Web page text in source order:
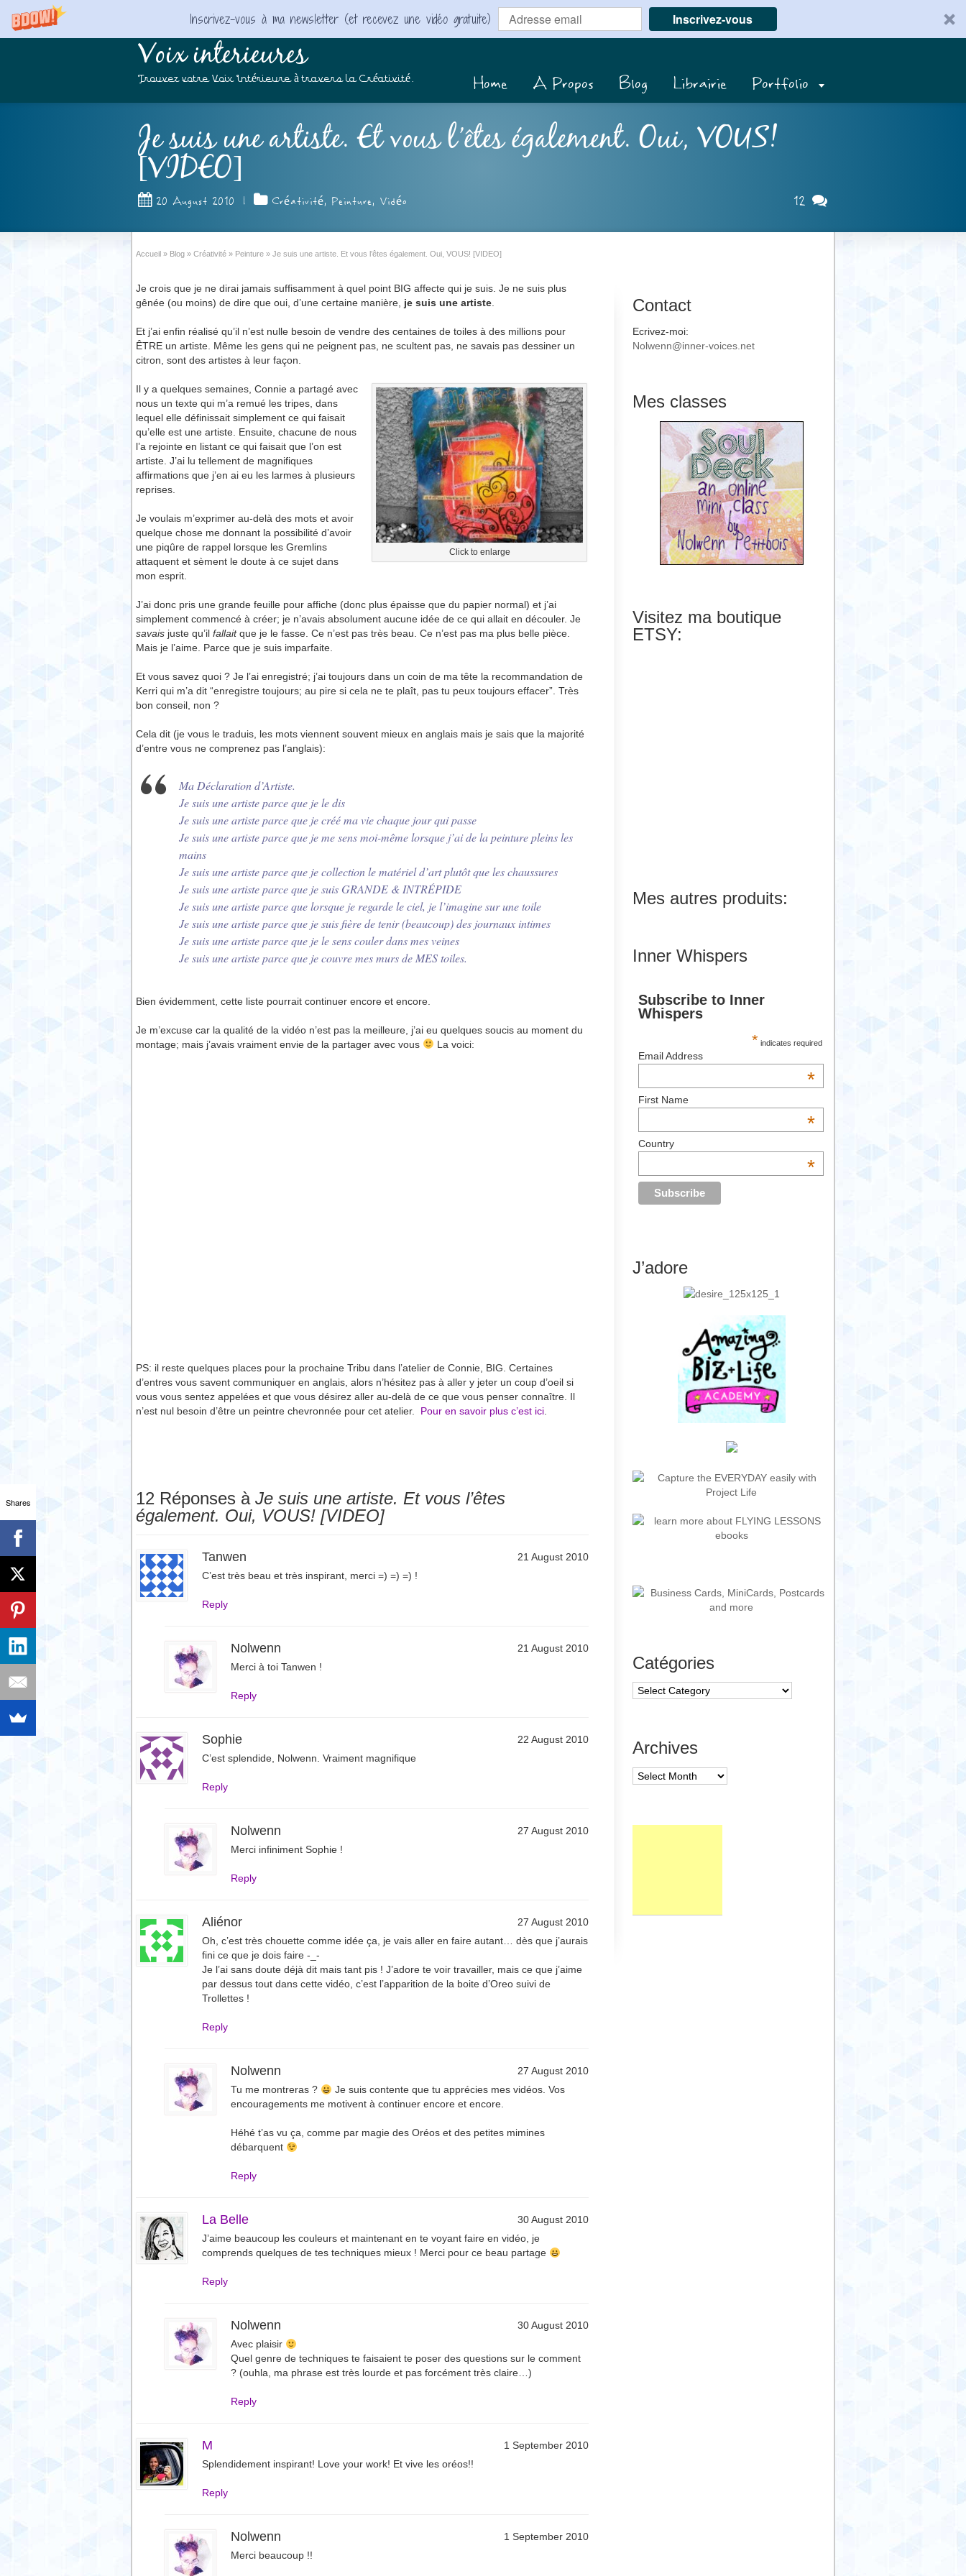
Inscrivez-vous à ma newsletter (et recevez une vidéo gratuite) Inscrivez-vous
Voix interieures
Trouvez votre Voix Intérieure à travers la Créativité. Home A Propos Blog Librairie Portfolio
Je suis une artiste. Et vous l’êtes également. Oui, VOUS!
[VIDEO]
20 August 2010 | Créativité, Peinture, Vidéo 12
Accueil » Blog » Créativité » Peinture » Je suis une artiste. Et vous l’êtes également. Oui, VOUS! [VIDEO]
Je crois que je ne dirai jamais suffisamment à quel point BIG affecte qui je suis. Je ne suis plus
gênée (ou moins) de dire que oui, d’une certaine manière, je suis une artiste
Et j’ai enfin réalisé qu’il n’est nulle besoin de vendre des centaines de toiles à des millions pour
ÊTRE un artiste. Même les gens qui ne peignent pas, ne scultent pas, ne savais pas dessiner un
citron, sont des artistes à leur façon.
Click to enlarge
Il y a quelques semaines, Connie a partagé avec
nous un texte qui m’a remué les tripes, dans
lequel elle définissait simplement ce qui faisait
qu’elle est une artiste. Ensuite, chacune de nous
l’a rejointe en listant ce qui faisait que l’on est
artiste. J’ai lu tellement de magnifiques
affirmations que j’en ai eu les larmes à plusieurs
reprises.
Je voulais m’exprimer au-delà des mots et avoir
quelque chose me donnant la possibilité d’avoir
une piqûre de rappel lorsque les Gremlins
attaquent et sèment le doute à ce sujet dans
mon esprit.
J’ai donc pris une grande feuille pour affiche (donc plus épaisse que du papier normal) et j’ai
simplement commencé à créer; je n’avais absolument aucune idée de ce qui allait en découler. Je
savais juste qu’il fallaitque je le fasse. Ce n’est pas très beau. Ce n’est pas ma plus belle pièce.
Mais je l’aime. Parce que je suis imparfaite.
Et vous savez quoi ? Je l’ai enregistré; j’ai toujours dans un coin de ma tête la recommandation de
Kerri qui m’a dit “enregistre toujours; au pire si cela ne te plaît, pas tu peux toujours effacer”. Très
bon conseil, non ?
Cela dit (je vous le traduis, les mots viennent souvent mieux en anglais mais je sais que la majorité
d’entre vous ne comprenez pas l’anglais):
Ma Déclaration d’Artiste.
Je suis une artiste parce que je le dis
Je suis une artiste parce que je créé ma vie chaque jour qui passe
Je suis une artiste parce que je me sens moi-même lorsque j’ai de la peinture pleins les
mains
Je suis une artiste parce que je collection le matériel d’art plutôt que les chaussures
Je suis une artiste parce que je suis GRANDE & INTRÉPIDE
Je suis une artiste parce que lorsque je regarde le ciel, je l’imagine sur une toile
Je suis une artiste parce que je suis fière de tenir (beaucoup) des journaux intimes
Je suis une artiste parce que je le sens couler dans mes veines
Je suis une artiste parce que je couvre mes murs de MES toiles.
Bien évidemment, cette liste pourrait continuer encore et encore.
Je m’excuse car la qualité de la vidéo n’est pas la meilleure, j’ai eu quelques soucis au moment du
montage; mais j’avais vraiment envie de la partager avec vous
La voici:
PS: il reste quelques places pour la prochaine Tribu dans l’atelier de Connie, BIG. Certaines
d’entres vous savent communiquer en anglais, alors n’hésitez pas à aller y jeter un coup d’oeil si
vous vous sentez appelées et que vous désirez aller au-delà de ce que vous penser connaître. Il
n’est nul besoin d’être un peintre chevronnée pour cet atelier. Pour en savoir plus c’est ici
12 Réponses à Je suis une artiste. Et vous l’êtes
également. Oui, VOUS! [VIDEO]
Tanwen
21 August 2010
C’est très beau et très inspirant, merci =) =) =) !
Reply
Nolwenn
21 August 2010
Merci à toi Tanwen !
Reply
Sophie
22 August 2010
C’est splendide, Nolwenn. Vraiment magnifique
Reply
Nolwenn
27 August 2010
Merci infiniment Sophie !
Reply
Aliénor
27 August 2010
Oh, c’est très chouette comme idée ça, je vais aller en faire autant… dès que j’aurais
fini ce que je dois faire -_-
Je l’ai sans doute déjà dit mais tant pis ! J’adore te voir travailler, mais ce que j’aime
par dessus tout dans cette vidéo, c’est l’apparition de la boite d’Oreo suivi de
Trollettes !
Reply
Nolwenn
27 August 2010
Tu me montreras ?
Je suis contente que tu apprécies mes vidéos. Vos
encouragements me motivent à continuer encore et encore.
Héhé t’as vu ça, comme par magie des Oréos et des petites mimines
débarquent
Reply
La Belle
30 August 2010
J’aime beaucoup les couleurs et maintenant en te voyant faire en vidéo, je
comprends quelques de tes techniques mieux ! Merci pour ce beau partage
Reply
Nolwenn
30 August 2010
Avec plaisir
Quel genre de techniques te faisaient te poser des questions sur le comment
? (ouhla, ma phrase est très lourde et pas forcément très claire…)
Reply
M
1 September 2010
Splendidement inspirant! Love your work! Et vive les oréos!!
Reply
Nolwenn
1 September 2010
Merci beaucoup !!
Contact
Ecrivez-moi:
Nolwenn@inner-voices.net
Mes classes
Visitez ma boutique
ETSY:
Mes autres produits:
Inner Whispers
Subscribe to Inner
Whispers
* indicates required
Email Address
*
First Name
*
Country
*
J’adore
Catégories
Catégories
Archives
Archives
Shares